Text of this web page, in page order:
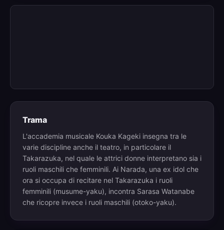
Trama
L'accademia musicale Kouka Kageki insegna tra le
varie discipline anche il teatro, in particolare il
Takarazuka, nel quale le attrici donne interpretano sia i
ruoli maschili che femminili. Ai Narada, una ex idol che
ora si occupa di recitare nel Takarazuka i ruoli
femminili (musume-yaku), incontra Sarasa Watanabe
che ricopre invece i ruoli maschili (otoko-yaku).